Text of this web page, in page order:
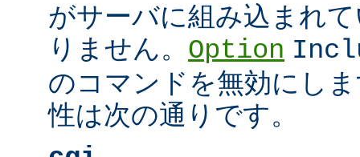
がサーバに組み込まれ
りません。 Option
のコマンドを無効にし
性は次の通りです。